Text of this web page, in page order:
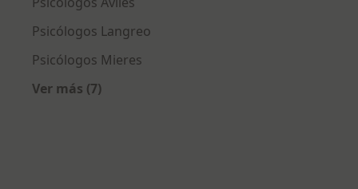
Psicólogos Langreo
Psicólogos Mieres
Ver más (7)